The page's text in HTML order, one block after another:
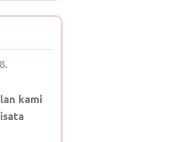
kami